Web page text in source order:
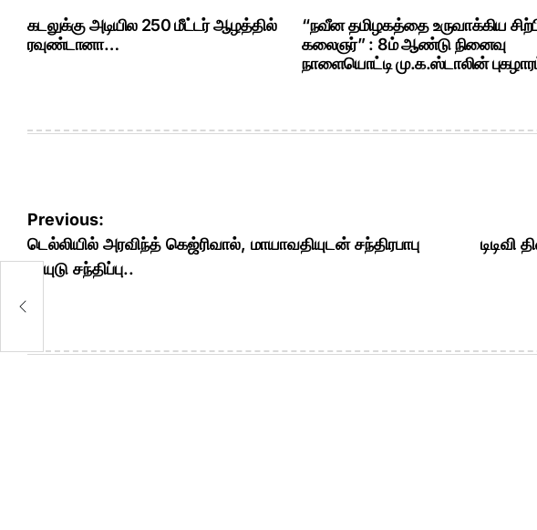
கடலுக்கு அடியில 250 மீட்டர் ஆழத்தில்
ரவுண்டானா…
“நவீன தமிழகத்தை உருவாக்கிய
கலைஞர்” : 8ம் ஆண்டு நினைவு
நாளையொட்டி மு.க.ஸ்டாலின்
Post
navigation
Previous:
டெல்லியில் அரவிந்த் கெஜ்ரிவால், மாயாவதியுடன் சந்திரபாபு
நாயுடு சந்திப்பு..